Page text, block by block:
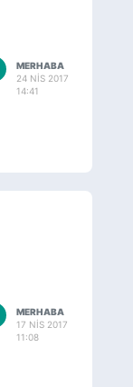
MERHABA
24 NIS 2017
14:41
MERHABA
17 NIS 2017
11:08